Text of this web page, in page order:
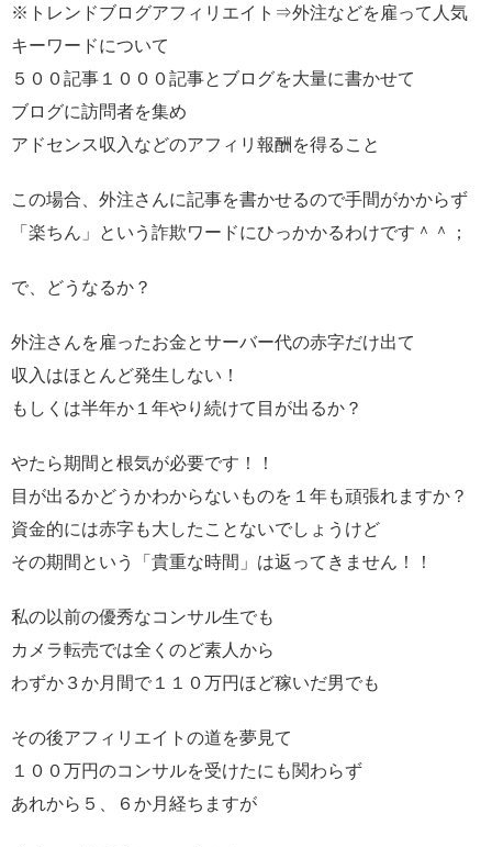
※トレンドブログアフィリエイト⇒外注などを雇って人気
キーワードについて
５００記事１０００記事とブログを大量に書かせて
ブログに訪問者を集め
アドセンス収入などのアフィリ報酬を得ること
この場合、外注さんに記事を書かせるので手間がかからず
「楽ちん」という詐欺ワードにひっかかるわけです＾＾；
で、どうなるか？
外注さんを雇ったお金とサーバー代の赤字だけ出て
収入はほとんど発生しない！
もしくは半年か１年やり続けて目が出るか？
やたら期間と根気が必要です！！
目が出るかどうかわからないものを１年も頑張れますか？
資金的には赤字も大したことないでしょうけど
その期間という「貴重な時間」は返ってきません！！
私の以前の優秀なコンサル生でも
カメラ転売では全くのど素人から
わずか３か月間で１１０万円ほど稼いだ男でも
その後アフィリエイトの道を夢見て
１００万円のコンサルを受けたにも関わらず
あれから５、６か月経ちますが